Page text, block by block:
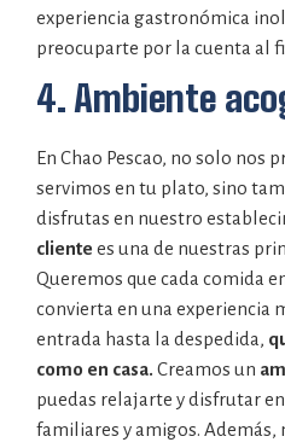
experiencia gastronómica
preocuparte por la cuenta al
4. Ambiente
En Chao Pescao, no solo nos
servimos en tu plato, sino
disfrutas en nuestro
cliente es una de nuestras
Queremos que cada comida
convierta en una experiencia
entrada hasta la despedida,
como en casa. Creamos un
puedas relajarte y disfrutar
familiares y amigos.